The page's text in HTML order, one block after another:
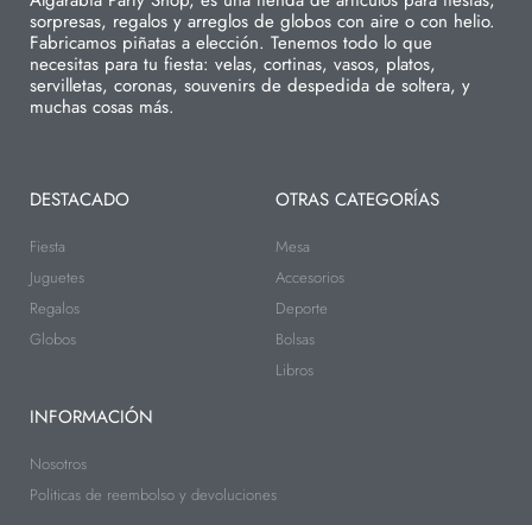
sorpresas, regalos y arreglos de globos con aire o con helio.
Fabricamos piñatas a elección. Tenemos todo lo que
necesitas para tu fiesta: velas, cortinas, vasos, platos,
servilletas, coronas, souvenirs de despedida de soltera, y
muchas cosas más.
DESTACADO
Fiesta
Juguetes
Regalos
Globos
OTRAS CATEGORÍAS
Mesa
Accesorios
Deporte
Bolsas
Libros
INFORMACIÓN
Nosotros
Politicas de reembolso y devoluciones